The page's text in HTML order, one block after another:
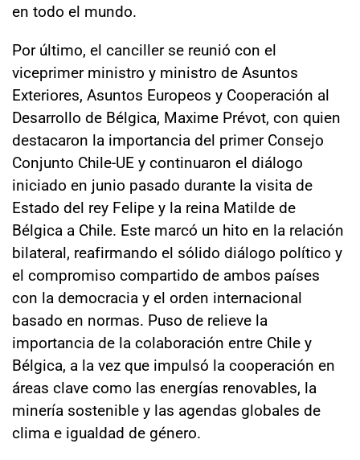
en todo el mundo.
Por último, el canciller se reunió con el
viceprimer ministro y ministro de Asuntos
Exteriores, Asuntos Europeos y Cooperación al
Desarrollo de Bélgica, Maxime Prévot, con quien
destacaron la importancia del primer Consejo
Conjunto Chile-UE y continuaron el diálogo
iniciado en junio pasado durante la visita de
Estado del rey Felipe y la reina Matilde de
Bélgica a Chile. Este marcó un hito en la relación
bilateral, reafirmando el sólido diálogo político y
el compromiso compartido de ambos países
con la democracia y el orden internacional
basado en normas. Puso de relieve la
importancia de la colaboración entre Chile y
Bélgica, a la vez que impulsó la cooperación en
áreas clave como las energías renovables, la
minería sostenible y las agendas globales de
clima e igualdad de género.